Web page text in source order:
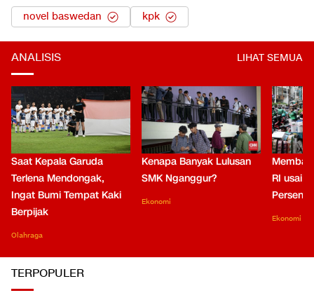
novel baswedan kpk
ANALISIS LIHAT SEMUA
Saat Kepala Garuda
Terlena Mendongak,
Ingat Bumi Tempat Kaki
Berpijak
Olahraga
Kenapa Banyak Lulusan
SMK Nganggur?
Ekonomi
RI usai
Persen
Ekonomi
TERPOPULER